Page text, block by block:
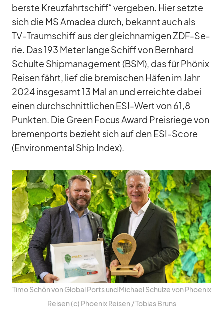
berste Kreuz­fahrt­schiff“ ver­ge­ben. Hier setzte
sich die MS Ama­dea durch, be­kannt auch als
TV-Traum­schiff aus der gleich­na­mi­gen ZDF-Se­
rie. Das 193 Me­ter lange Schiff von Bern­hard
Schulte Ship­ma­nage­ment (BSM), das für Phö­nix
Rei­sen fährt, lief die bre­mi­schen Hä­fen im Jahr
2024 ins­ge­samt 13 Mal an und er­reichte da­bei
ei­nen durch­schnitt­li­chen ESI-Wert von 61,8
Punk­ten. Die Green Fo­cus Award Preis­riege von
bre­men­ports be­zieht sich auf den ESI-Score
(En­vi­ron­men­tal Ship In­dex).
Timo Schön von Glo­bal Ports und Mi­chael Schulze von Phoe­nix
Rei­sen (c) Phoe­nix Rei­sen /​ To­bias Bruns